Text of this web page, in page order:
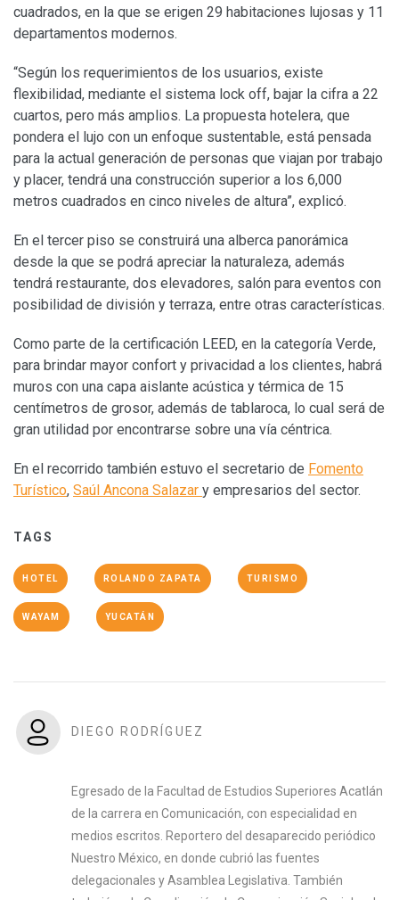
cuadrados, en la que se erigen 29 habitaciones lujosas y 11
departamentos modernos.
“Según los requerimientos de los usuarios, existe
flexibilidad, mediante el sistema lock off, bajar la cifra a 22
cuartos, pero más amplios. La propuesta hotelera, que
pondera el lujo con un enfoque sustentable, está pensada
para la actual generación de personas que viajan por trabajo
y placer, tendrá una construcción superior a los 6,000
metros cuadrados en cinco niveles de altura”, explicó.
En el tercer piso se construirá una alberca panorámica
desde la que se podrá apreciar la naturaleza, además
tendrá restaurante, dos elevadores, salón para eventos con
posibilidad de división y terraza, entre otras características.
Como parte de la certificación LEED, en la categoría Verde,
para brindar mayor confort y privacidad a los clientes, habrá
muros con una capa aislante acústica y térmica de 15
centímetros de grosor, además de tablaroca, lo cual será de
gran utilidad por encontrarse sobre una vía céntrica.
En el recorrido también estuvo el secretario de Fomento
Turístico, Saúl Ancona Salazar y empresarios del sector.
TAGS
HOTEL ROLANDO ZAPATA TURISMO
WAYAM YUCATÁN
DIEGO RODRÍGUEZ
Egresado de la Facultad de Estudios Superiores Acatlán
de la carrera en Comunicación, con especialidad en
medios escritos. Reportero del desaparecido periódico
Nuestro México, en donde cubrió las fuentes
delegacionales y Asamblea Legislativa. También